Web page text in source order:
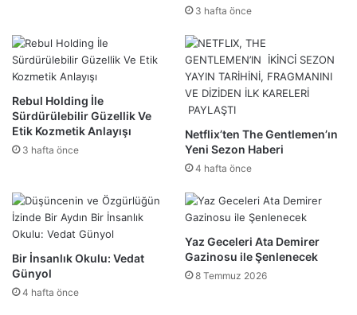
3 hafta önce
Rebul Holding İle
Sürdürülebilir Güzellik Ve
Etik Kozmetik Anlayışı
3 hafta önce
Netflix’ten The Gentlemen’ın
Yeni Sezon Haberi
4 hafta önce
Bir İnsanlık Okulu: Vedat
Günyol
4 hafta önce
Yaz Geceleri Ata Demirer
Gazinosu ile Şenlenecek
8 Temmuz 2026